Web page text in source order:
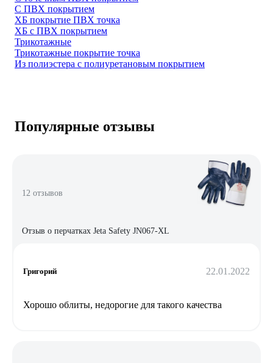
С ПВХ покрытием
ХБ покрытие ПВХ точка
ХБ с ПВХ покрытием
Трикотажные
Трикотажные покрытие точка
Из полиэстера с полиуретановым покрытием
Популярные отзывы
12 отзывов
Отзыв о перчатках Jeta Safety JN067-XL
Григорий 22.01.2022
Хорошо облиты, недорогие для такого качества